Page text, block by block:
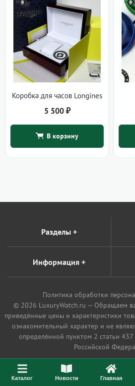
Каталог Новости Главная
Коробка для часов Longines
5 500 ₽
В корзину
Разделы +
Информация +
Политика обработки
© 2026 LuxuryWatch.ru — Обращаем
приведённые цены и характеристики
ознакомительный характер и не
определённой пунктом 2 статьи 437
Российской